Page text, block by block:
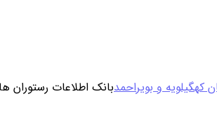
کهگیلویه و بویراحمدبانک اطلاعات رستوران